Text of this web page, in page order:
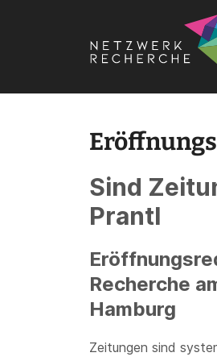
Startseite ›
Sind
Prantl
Recherche
Hamburg
Zeitungen sind